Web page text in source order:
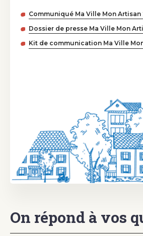
Communiqué Ma Ville Mon Artisan
Dossier de presse Ma Ville Mon
Kit de communication Ma Ville
On répond à vos